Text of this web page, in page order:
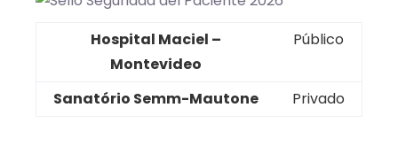
Hospital Maciel –
Montevideo
Público
Sanatório Semm-Mautone Privado